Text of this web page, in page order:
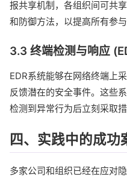
报共享机制，各组织间可共
和防御方法，以提高所有参
3.3 终端检测与响应
EDR系统能够在网络终端上
反馈潜在的安全事件。这些
检测到异常行为后立刻采取
四、实践中的成功
多家公司和组织已经在应对